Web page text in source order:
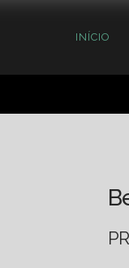
INÍCIO